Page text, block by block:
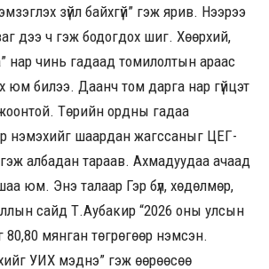
зүйл байхгүй” гэж ярив. Нээрээ
дээ ч гэж бодогдох шиг. Хөөрхий,
нар чинь гадаад томилолтын араас
юм билээ. Даанч том дарга нар гүйцэт
Төрийн ордны гадаа
нэмэхийг шаардан жагссаныг ЦЕГ-
гэж албадан тараав. Ахмадуудаа ачаад
юм. Энэ талаар Гэр бүл, хөдөлмөр,
сайд Т.Аубакир “2026 оны улсын
80,80 мянган төгрөгөөр нэмсэн.
УИХ мэднэ” гэж өөрөөсөө